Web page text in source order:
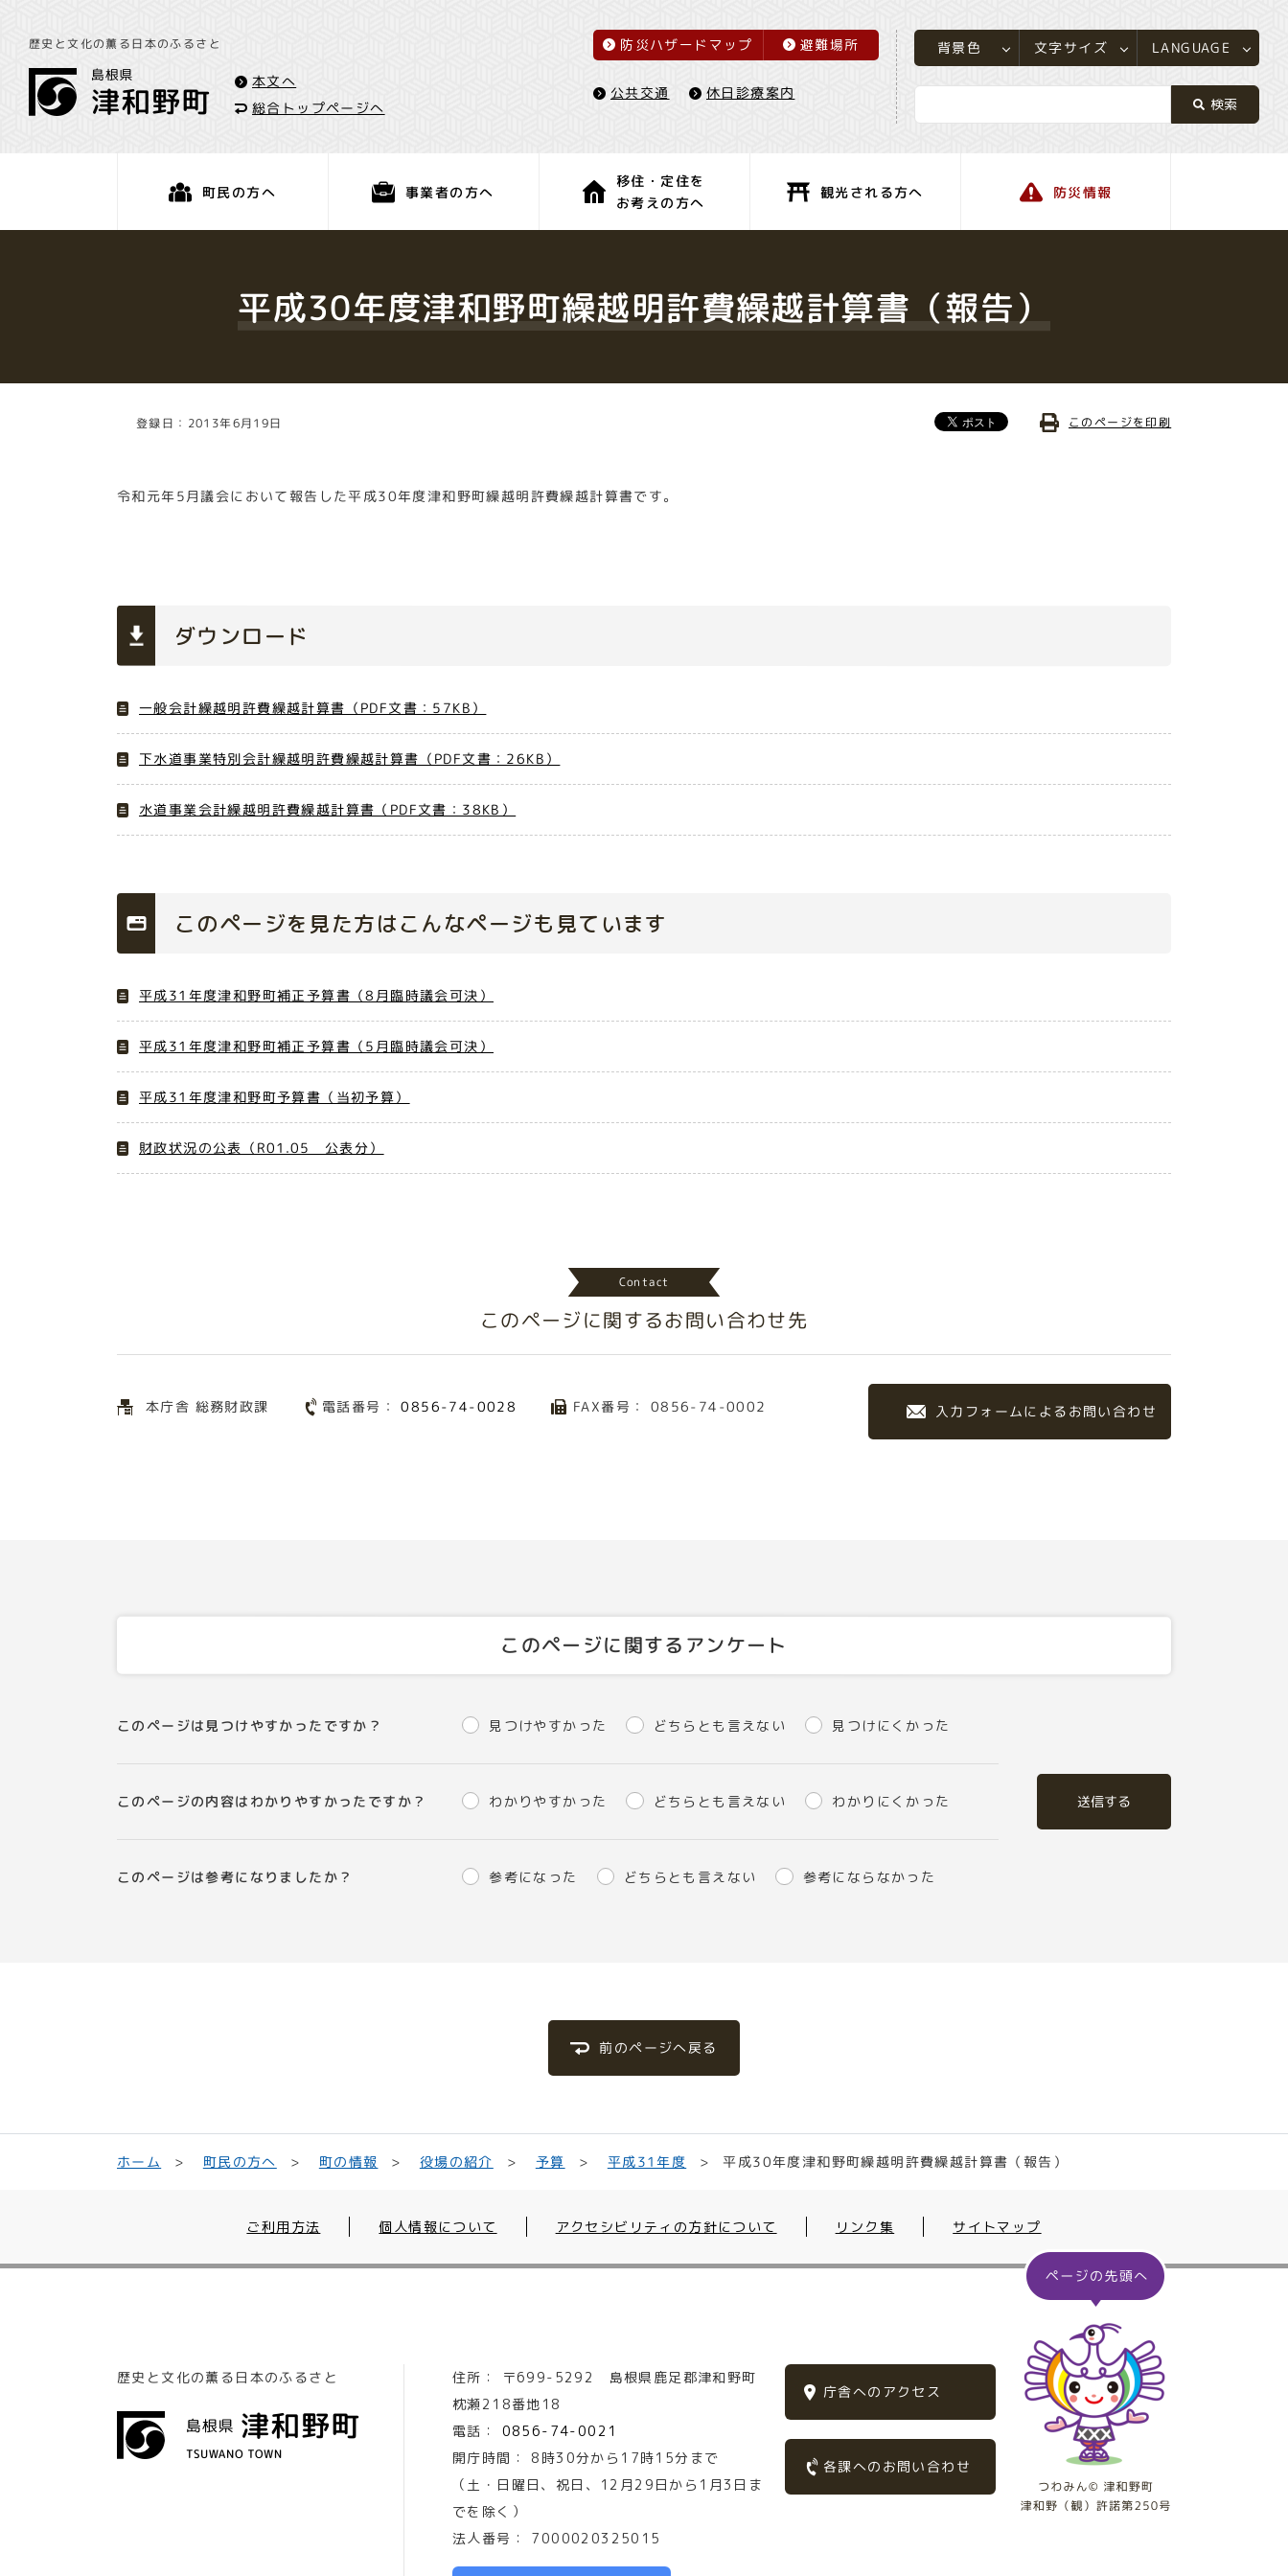
歴史と文化の薫る日本のふるさと
本文へ
総合トップページへ
防災ハザードマップ 避難場所
公共交通 休日診療案内
背景色 文字サイズ LANGUAGE
町民の方へ 事業者の方へ
移住・定住を
お考えの方へ
観光される方へ 防災情報
平成30年度津和野町繰越明許費繰越計算書（報告）
登録日：2013年6月19日 このページを印刷
令和元年5月議会において報告した平成30年度津和野町繰越明許費繰越計算書です。
ダウンロード
一般会計繰越明許費繰越計算書（PDF文書：57KB）
下水道事業特別会計繰越明許費繰越計算書（PDF文書：26KB）
水道事業会計繰越明許費繰越計算書（PDF文書：38KB）
このページを見た方はこんなページも見ています
平成31年度津和野町補正予算書（8月臨時議会可決）
平成31年度津和野町補正予算書（5月臨時議会可決）
平成31年度津和野町予算書（当初予算）
財政状況の公表（R01.05 公表分）
Contact
このページに関するお問い合わせ先
本庁舎 総務財政課 電話番号：0856-74-0028 FAX番号： 0856-74-0002 入力フォームによるお問い合わせ
このページに関するアンケート
このページは見つけやすかったですか？ 見つけやすかった どちらとも言えない 見つけにくかった
このページの内容はわかりやすかったですか？ わかりやすかった どちらとも言えない わかりにくかった
このページは参考になりましたか？ 参考になった どちらとも言えない 参考にならなかった
送信する
前のページへ戻る
ホーム 町民の方へ 町の情報 役場の紹介 予算 平成31年度 平成30年度津和野町繰越明許費繰越計算書（報告）
ご利用方法 個人情報について アクセシビリティの方針について リンク集 サイトマップ
歴史と文化の薫る日本のふるさと 住所： 〒699-5292 島根県鹿足郡津和野町
枕瀬218番地18
電話：
0856-74-0021
開庁時間：
8時30分から17時15分まで
（土・日曜日、祝日、12月29日から1月3日ま
でを除く）
法人番号：
7000020325015
庁舎へのアクセス
各課へのお問い合わせ